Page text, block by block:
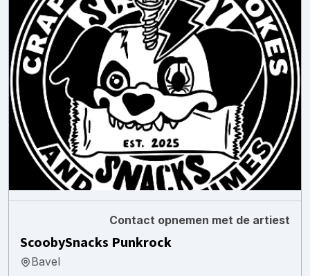
Contact opnemen met de artiest
ScoobySnacks Punkrock
Bavel